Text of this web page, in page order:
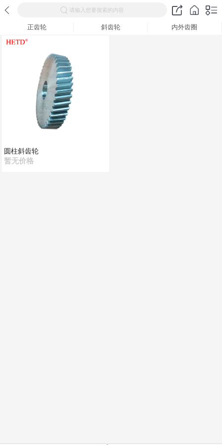
请输入您要搜索的内容
正齿轮 斜齿轮 内外齿圈
圆柱斜齿轮
暂无价格